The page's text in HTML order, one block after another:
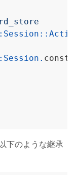
Session ::
Session .
下のような継承